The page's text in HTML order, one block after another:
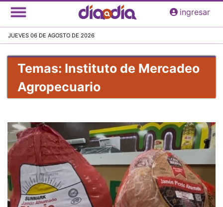
Pasar
al
principal
ingresar
JUEVES 06 DE AGOSTO DE 2026
Temas: Instituto de Mercadeo
Agropecuario